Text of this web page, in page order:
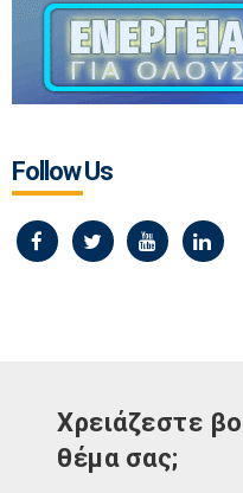
Follow Us
Χρειάζεστε
θέμα σας;